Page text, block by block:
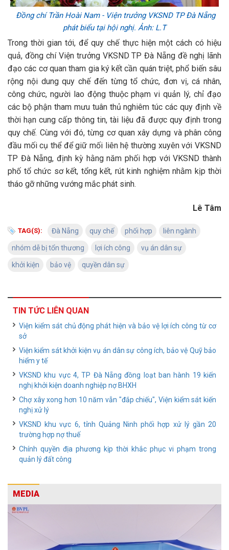
Đồng chí Trần Hoài Nam - Viện trưởng VKSND TP Đà Nẵng
phát biểu tại hội nghị. Ảnh: L.T
Trong thời gian tới, để quy chế thực hiện một cách có hiệu
quả, đồng chí Viện trưởng VKSND TP Đà Nẵng đề nghị lãnh
đạo các cơ quan tham gia ký kết cần quán triệt, phổ biến sâu
rộng nội dung quy chế đến từng tổ chức, đơn vị, cá nhân,
công chức, người lao động thuộc phạm vi quản lý, chỉ đạo
các bộ phận tham mưu tuân thủ nghiêm túc các quy định về
thời hạn cung cấp thông tin, tài liệu đã được quy định trong
quy chế. Cùng với đó, từng cơ quan xây dựng và phân công
đầu mối cụ thể để giữ mối liên hệ thường xuyên với VKSND
TP Đà Nẵng, định kỳ hằng năm phối hợp với VKSND thành
phố tổ chức sơ kết, tổng kết, rút kinh nghiệm nhằm kịp thời
tháo gỡ những vướng mắc phát sinh.
Lê Tâm
TAG(S): Đà Nẵng quy chế phối hợp liên ngành
nhóm dễ bị tổn thương lợi ích công vụ án dân sự
khởi kiện bảo vệ quyền dân sự
TIN TỨC LIÊN QUAN
Viện kiểm sát chủ động phát hiện và bảo vệ lợi ích công từ cơ
sở
Viện kiểm sát khởi kiện vụ án dân sự công ích, bảo vệ Quỹ bảo
hiểm y tế
VKSND khu vực 4, TP Đà Nẵng đồng loạt ban hành 19 kiến
nghị khởi kiện doanh nghiệp nợ BHXH
Chợ xây xong hơn 10 năm vẫn "đắp chiếu", Viện kiểm sát kiến
nghị xử lý
VKSND khu vực 6, tỉnh Quảng Ninh phối hợp xử lý gần 20
trường hợp nợ thuế
Chính quyền địa phương kịp thời khắc phục vi phạm trong
quản lý đất công
MEDIA